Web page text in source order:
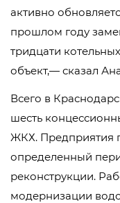
активно
прошлом году
тридцати
объект,— сказал
Всего в
шесть
ЖКХ. Предприятия
определенный
реконструкции.
модернизации